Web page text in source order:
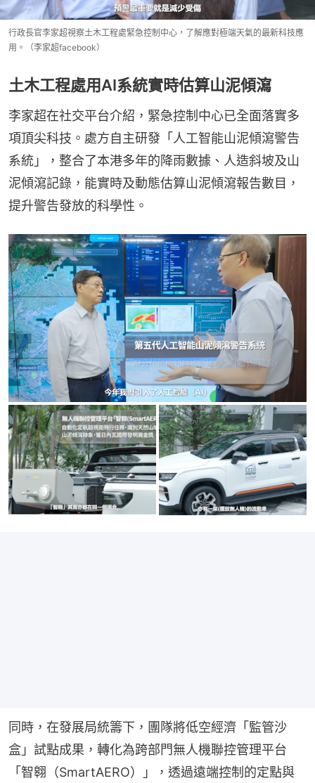
行政長官李家超視察土木工程處緊急控制中心，了解應對極端天氣的最新科技應
用。（李家超facebook）
土木工程處用AI系統實時估算山泥傾瀉
李家超在社交平台介紹，緊急控制中心已全面落實多
項頂尖科技。處方自主研發「人工智能山泥傾瀉警告
系統」，整合了本港多年的降雨數據、人造斜坡及山
泥傾瀉記錄，能實時及動態估算山泥傾瀉報告數目，
提升警告發放的科學性。
同時，在發展局統籌下，團隊將低空經濟「監管沙
盒」試點成果，轉化為跨部門無人機聯控管理平台
「智翱（SmartAERO）」，透過遠端控制的定點與